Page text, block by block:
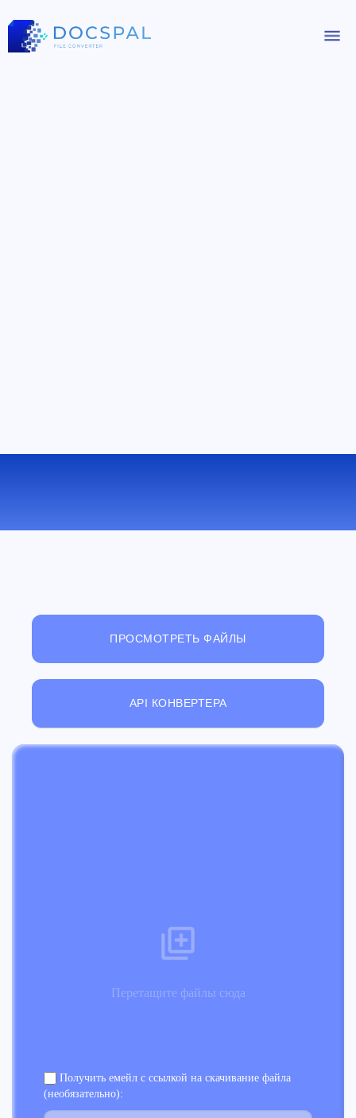
ПРОСМОТРЕТЬ ФАЙЛЫ
API КОНВЕРТЕРА
Перетащите файлы сюда
Получить емейл с ссылкой на скачивание файла
(необязательно):